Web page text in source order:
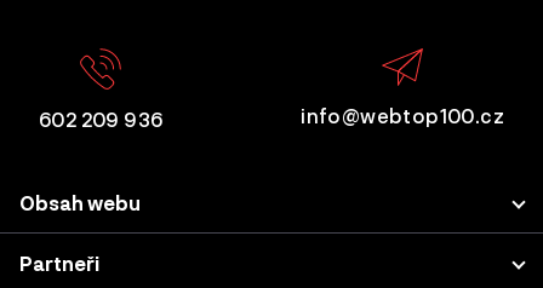
602 209 936 info@webtop100.cz
Obsah webu
Porota
Partneři